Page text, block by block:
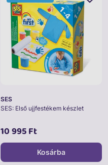
SES
SES: Első ujjfestékem készlet
10 995 Ft
Kosárba